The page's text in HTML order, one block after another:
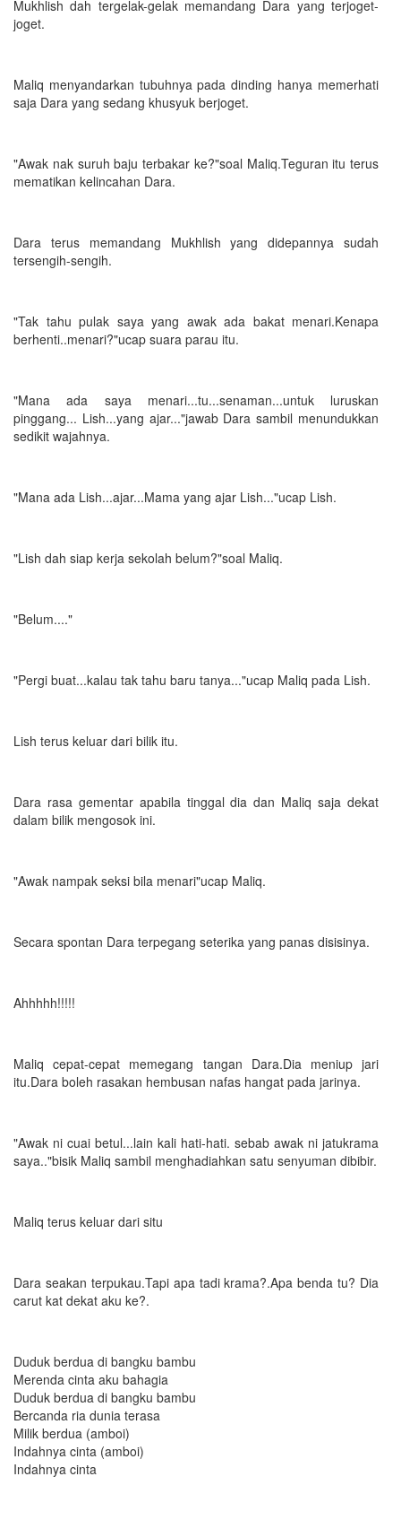
Mukhlish dah tergelak-gelak memandang Dara yang terjoget-
joget.
Maliq menyandarkan tubuhnya pada dinding hanya memerhati
saja Dara yang sedang khusyuk berjoget.
"Awak nak suruh baju terbakar ke?"soal Maliq.Teguran itu terus
mematikan kelincahan Dara.
Dara terus memandang Mukhlish yang didepannya sudah
tersengih-sengih.
"Tak tahu pulak saya yang awak ada bakat menari.Kenapa
berhenti..menari?"ucap suara parau itu.
"Mana ada saya menari...tu...senaman...untuk luruskan
pinggang... Lish...yang ajar..."jawab Dara sambil menundukkan
sedikit wajahnya.
"Mana ada Lish...ajar...Mama yang ajar Lish..."ucap Lish.
"Lish dah siap kerja sekolah belum?"soal Maliq.
"Belum...."
"Pergi buat...kalau tak tahu baru tanya..."ucap Maliq pada Lish.
Lish terus keluar dari bilik itu.
Dara rasa gementar apabila tinggal dia dan Maliq saja dekat
dalam bilik mengosok ini.
"Awak nampak seksi bila menari"ucap Maliq.
Secara spontan Dara terpegang seterika yang panas disisinya.
Ahhhhh!!!!!
Maliq cepat-cepat memegang tangan Dara.Dia meniup jari
itu.Dara boleh rasakan hembusan nafas hangat pada jarinya.
"Awak ni cuai betul...lain kali hati-hati. sebab awak ni jatukrama
saya.."bisik Maliq sambil menghadiahkan satu senyuman dibibir.
Maliq terus keluar dari situ
Dara seakan terpukau.Tapi apa tadi krama?.Apa benda tu? Dia
carut kat dekat aku ke?.
Duduk berdua di bangku bambu
Merenda cinta aku bahagia
Duduk berdua di bangku bambu
Bercanda ria dunia terasa
Milik berdua (amboi)
Indahnya cinta (amboi)
Indahnya cinta